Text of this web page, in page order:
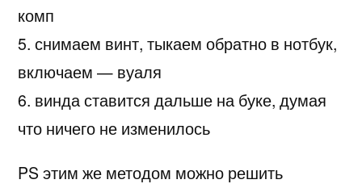
комп
5. снимаем винт, тыкаем обратно в нотбук,
включаем — вуаля
6. винда ставится дальше на буке, думая
что ничего не изменилось
PS этим же методом можно решить